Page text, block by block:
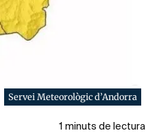
Servei Meteorològic d’Andorra
1 minuts de lectura